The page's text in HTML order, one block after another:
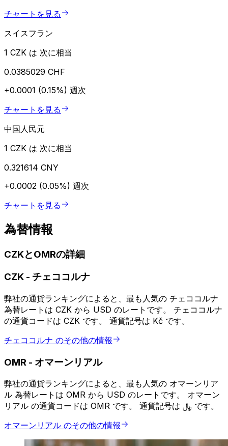
チャートを見る
スイスフラン
1 CZK は 次に相当
0.0385029 CHF
+0.0001 (0.15%) 週次
チャートを見る
中国人民元
1 CZK は 次に相当
0.321614 CNY
+0.0002 (0.05%) 週次
チャートを見る
為替情報
CZKとOMRの詳細
CZK - チェココルナ
弊社の通貨ランキングによると、最も人気の チェココルナ
為替レートは CZK から USD のレートです。 チェココルナ
の通貨コードは CZK です。 通貨記号は Kč です。
チェココルナ のその他の情報
OMR - オマーンリアル
弊社の通貨ランキングによると、最も人気の オマーンリア
ル 為替レートは OMR から USD のレートです。 オマーン
リアル の通貨コードは OMR です。 通貨記号は ﷼ です。
オマーンリアル のその他の情報